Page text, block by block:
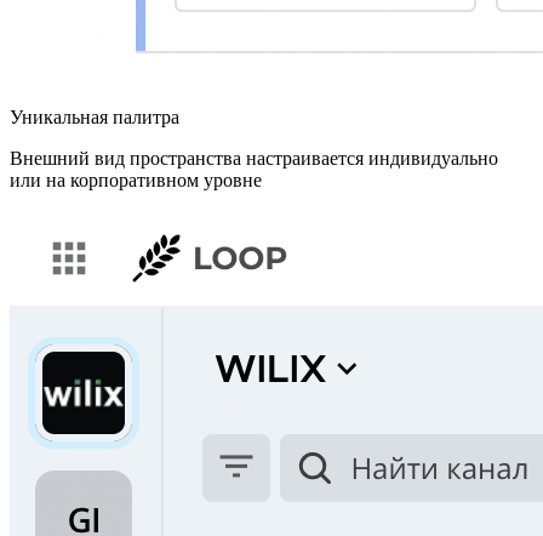
Уникальная палитра
Внешний вид пространства настраивается индивидуально
или на корпоративном уровне